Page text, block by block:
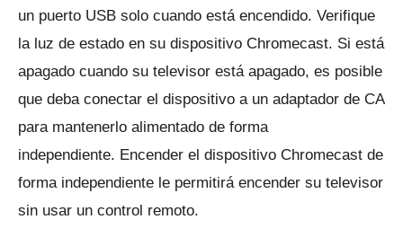
un puerto USB solo cuando está encendido. Verifique
la luz de estado en su dispositivo Chromecast. Si está
apagado cuando su televisor está apagado, es posible
que deba conectar el dispositivo a un adaptador de CA
para mantenerlo alimentado de forma
independiente. Encender el dispositivo Chromecast de
forma independiente le permitirá encender su televisor
sin usar un control remoto.